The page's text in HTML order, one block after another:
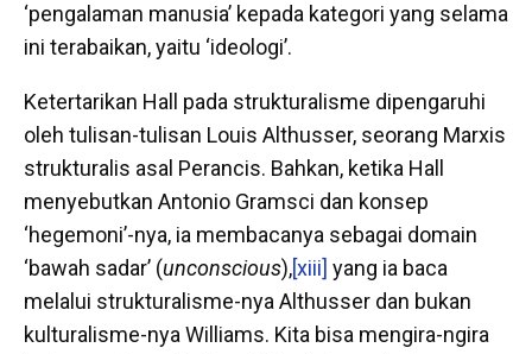
‘pengalaman manusia’ kepada kategori yang selama
ini terabaikan, yaitu ‘ideologi’.
Ketertarikan Hall pada strukturalisme dipengaruhi
oleh tulisan-tulisan Louis Althusser, seorang Marxis
strukturalis asal Perancis. Bahkan, ketika Hall
menyebutkan Antonio Gramsci dan konsep
‘hegemoni’-nya, ia membacanya sebagai domain
‘bawah sadar’ (unconscious),[xiii] yang ia baca
melalui strukturalisme-nya Althusser dan bukan
kulturalisme-nya Williams. Kita bisa mengira-ngira